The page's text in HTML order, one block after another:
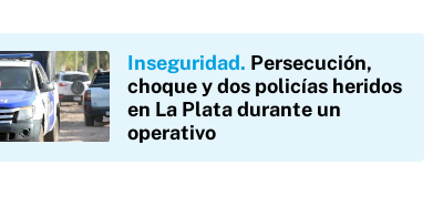
Inseguridad Persecución,
choque y dos policías heridos
en La Plata durante un
operativo